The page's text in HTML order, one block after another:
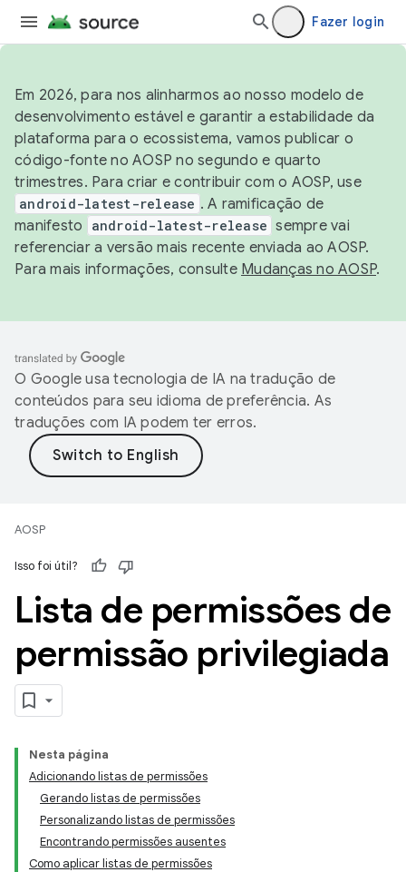
Fazer login
Em 2026, para nos alinharmos ao nosso modelo de
desenvolvimento estável e garantir a estabilidade da
plataforma para o ecossistema, vamos publicar o
código-fonte no AOSP no segundo e quarto
trimestres. Para criar e contribuir com o AOSP, use
android-latest-release . A ramificação de
manifesto
android-latest-release sempre vai
referenciar a versão mais recente enviada ao AOSP.
Para mais informações, consulte Mudanças no AOSP.
O Google usa tecnologia de IA na tradução de
conteúdos para seu idioma de preferência. As
traduções com IA podem ter erros.
AOSP
Isso foi útil?
Lista de permissões de
permissão privilegiada
Nesta página
Adicionando listas de permissões
Gerando listas de permissões
Personalizando listas de permissões
Encontrando permissões ausentes
Como aplicar listas de permissões